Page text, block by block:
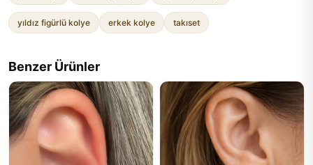
yıldız figürlü kolye erkek kolye takıset
Benzer Ürünler